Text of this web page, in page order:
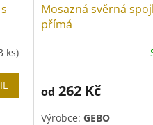
ks)
Mosazná svěrná
přímá
od 262 Kč
Výrobce: GEBO